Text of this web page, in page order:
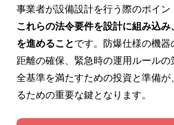
事業者が設備設計を行う際のポイン
これらの法令要件を設計に組み込
を進めることです。防爆仕様の機
距離の確保、緊急時の運用ルール
全基準を満たすための投資と準備
るための重要な鍵となります。